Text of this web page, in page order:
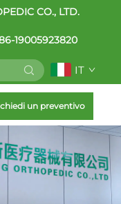
CO., LTD.
19005923820
IT
un preventivo